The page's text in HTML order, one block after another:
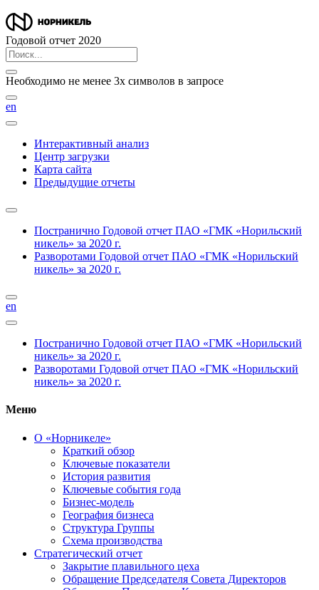
Годовой отчет 2020
Необходимо не менее 3х символов в запросе
en
Интерактивный анализ
Центр загрузки
Карта сайта
Предыдущие отчеты
Постранично Годовой отчет ПАО «ГМК «Норильский
никель» за 2020 г.
Разворотами Годовой отчет ПАО «ГМК «Норильский
никель» за 2020 г.
en
Постранично Годовой отчет ПАО «ГМК «Норильский
никель» за 2020 г.
Разворотами Годовой отчет ПАО «ГМК «Норильский
никель» за 2020 г.
Меню
О «Норникеле»
Краткий обзор
Ключевые показатели
История развития
Ключевые события года
Бизнес-модель
География бизнеса
Структура Группы
Схема производства
Стратегический отчет
Закрытие плавильного цеха
Обращение Председателя Совета Директоров